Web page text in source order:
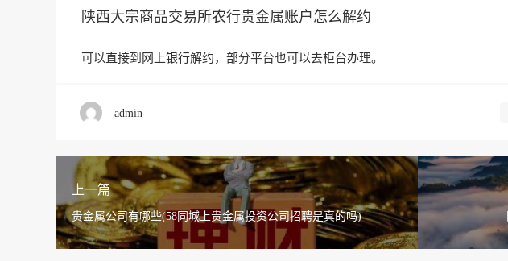
陕西大宗商品交易所农行贵金属账户怎么解约
可以直接到网上银行解约，部分平台也可以去柜台办理。
admin
上一篇
贵金属公司有哪些(58同城上贵金属投资公司招聘是真的吗)